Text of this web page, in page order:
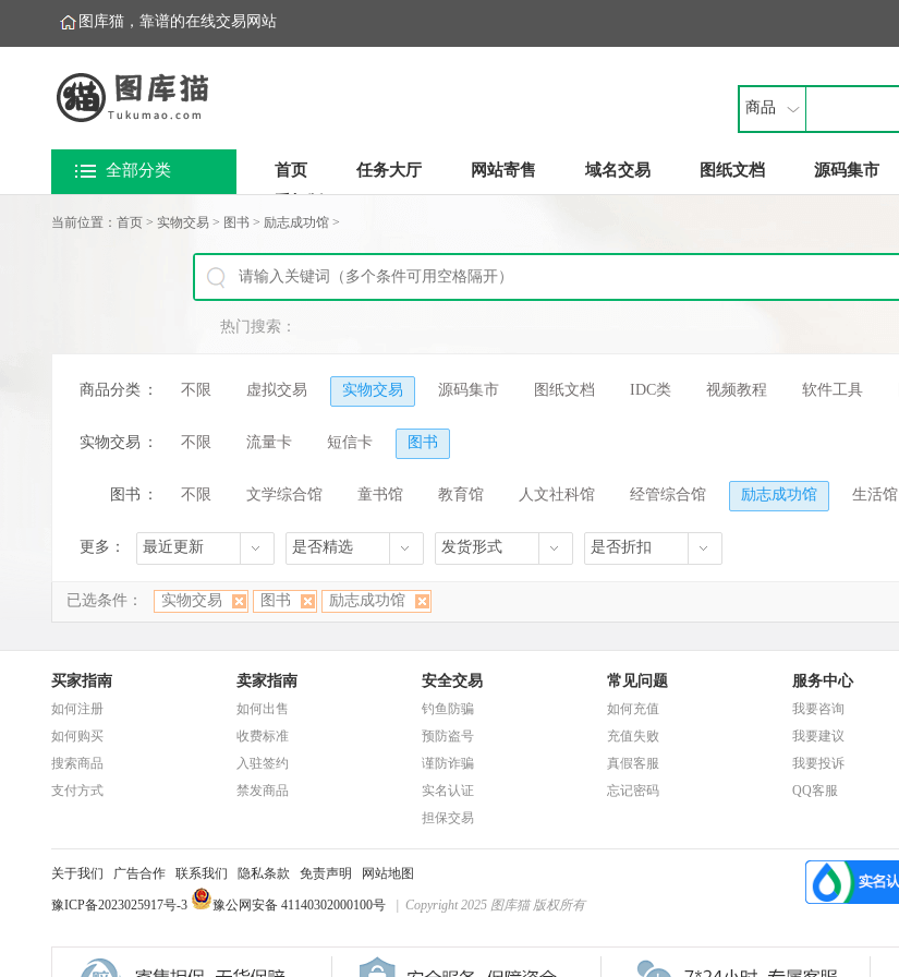
图库猫，靠谱的在线交易网站
商品
全部分类 首页 任务大厅 网站寄售 域名交易 图纸文档 源码集市
当前位置： 首页 > 实物交易 > 图书 > 励志成功馆 >
热门搜索：
商品分类 ： 不限 虚拟交易 实物交易 源码集市 图纸文档 IDC类 视频教程 软件工具
实物交易 ： 不限 流量卡 短信卡 图书
图书 ： 不限 文学综合馆 童书馆 教育馆 人文社科馆 经管综合馆 励志成功馆 生活馆
更多： 最近更新 是否精选 发货形式 是否折扣
已选条件： 实物交易 图书 励志成功馆
买家指南
如何注册
如何购买
搜索商品
支付方式
卖家指南
如何出售
收费标准
入驻签约
禁发商品
安全交易
钓鱼防骗
预防盗号
谨防诈骗
实名认证
担保交易
常见问题
如何充值
充值失败
真假客服
忘记密码
服务中心
我要咨询
我要建议
我要投诉
QQ客服
关于我们 广告合作 联系我们 隐私条款 免责声明 网站地图
豫ICP备2023025917号-3 豫公网安备 41140302000100号 | Copyright 2025 图库猫 版权所有